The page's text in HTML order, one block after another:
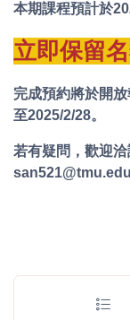
本期課程預計於
立即保留
完成預約將於開
至2025/2/28。
若有疑問，歡迎
s